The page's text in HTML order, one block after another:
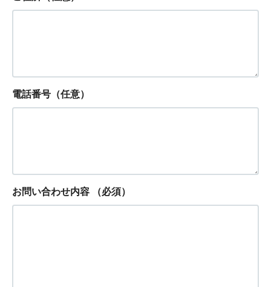
電話番号（任意）
お問い合わせ内容 （必須）